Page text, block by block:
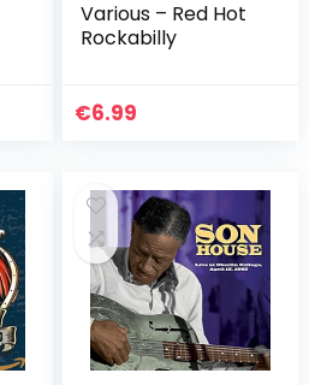
Various – Red Hot
Rockabilly
€6.99